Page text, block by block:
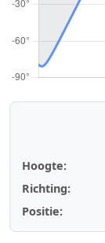
Hoogte:
Richting:
Positie: